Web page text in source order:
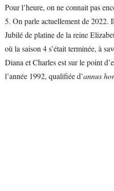
Pour l’heure, on ne connait pas
5. On parle actuellement de 2022.
Jubilé de platine de la reine
où la saison 4 s’était terminée, à
Diana et Charles est sur le point
l’année 1992, qualifiée d’annus